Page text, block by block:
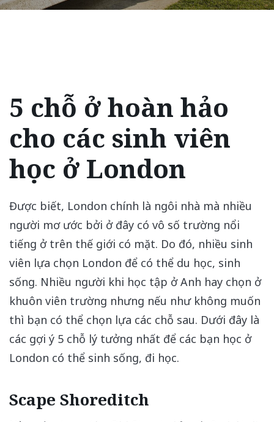
5 chỗ ở hoàn hảo
cho các sinh viên
học ở London
Được biết, London chính là ngôi nhà mà nhiều
người mơ ước bởi ở đây có vô số trường nổi
tiếng ở trên thế giới có mặt. Do đó, nhiều sinh
viên lựa chọn London để có thể du học, sinh
sống. Nhiều người khi học tập ở Anh hay chọn ở
khuôn viên trường nhưng nếu như không muốn
thì bạn có thể chọn lựa các chỗ sau. Dưới đây là
các gợi ý 5 chỗ lý tưởng nhất để các bạn học ở
London có thể sinh sống, đi học.
Scape Shoreditch